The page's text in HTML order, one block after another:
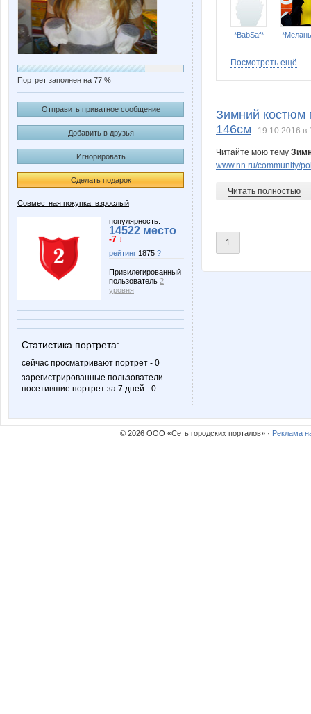
Портрет заполнен на 77 %
Отправить приватное сообщение
Добавить в друзья
Игнорировать
Сделать подарок
Совместная покупка: взрослый
популярность:
14522 место
-7 ↓
рейтинг 1875 ?
Привилегированный
пользователь 2
уровня
Статистика портрета:
сейчас просматривают портрет - 0
зарегистрированные пользователи
посетившие портрет за 7 дней - 0
*BabSaf*
Посмотреть ещё
Зимний костюм
146см
19.10.2016 в
Читайте мою тему
www.nn.ru/community/
Читать полностью
1
© 2026 ООО «Сеть городских порталов» · Реклама